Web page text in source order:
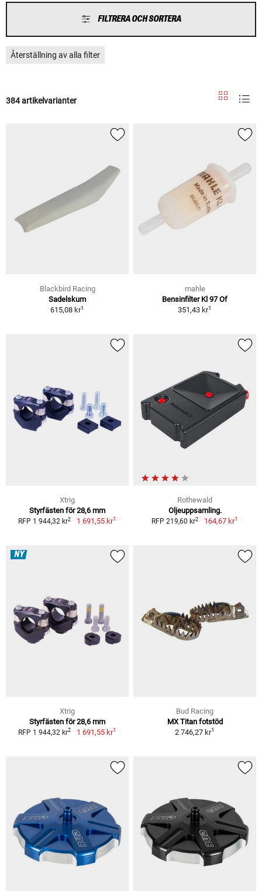
FILTRERA OCH SORTERA
Återställning av alla filter
384 artikelvarianter
Blackbird Racing
Sadelskum
615,08 kr1
mahle
Bensinfilter Kl 97 Of
351,43 kr1
Xtrig
Styrfästen för 28,6 mm
RFP 1 944,32 kr2 1 691,55 kr1
Rothewald
Oljeuppsamling.
RFP 219,60 kr2 164,67 kr1
NY
Xtrig
Styrfästen för 28,6 mm
RFP 1 944,32 kr2 1 691,55 kr1
Bud Racing
MX Titan fotstöd
2 746,27 kr1